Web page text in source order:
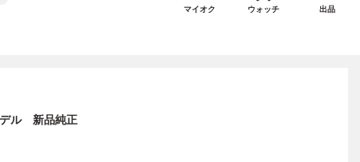
マイオク ウォッチ 出品
デル 新品純正